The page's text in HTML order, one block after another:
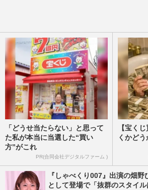
「どうせ当たらない」と思って
た私が本当に当選した“買い
方”がこれ
PR(合同会社デジタルファーム )
【宝く
くかど
『しゃべくり007』出演の畑
として登場で「抜群のスタイル